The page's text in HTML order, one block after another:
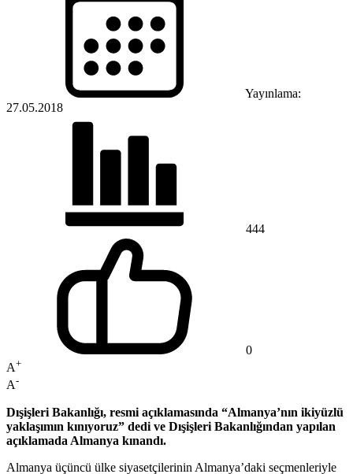
Yayınlama:
27.05.2018
444
0
A+
A-
Dışişleri Bakanlığı, resmi açıklamasında “Almanya’nın ikiyüzlü
yaklaşımın kınıyoruz” dedi ve Dışişleri Bakanlığından yapılan
açıklamada Almanya kınandı.
Almanya üçüncü ülke siyasetçilerinin Almanya’daki seçmenleriyle